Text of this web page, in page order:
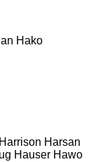
Hako
Harrison Harsan
Hauser Hawo